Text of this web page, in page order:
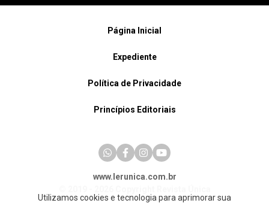
Página Inicial
Expediente
Política de Privacidade
Princípios Editoriais
www.lerunica.com.br
Utilizamos cookies e tecnologia para aprimorar sua